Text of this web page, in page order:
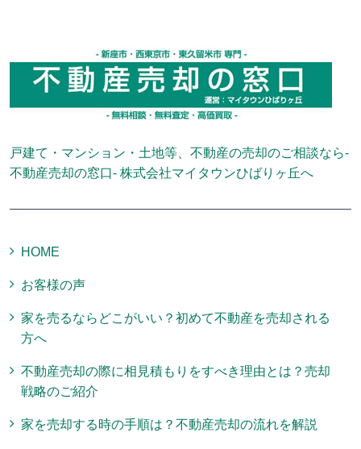
戸建て・マンション・土地等、不動産の売却のご相談なら-
不動産売却の窓口- 株式会社マイタウンひばりヶ丘へ
HOME
お客様の声
家を売るならどこがいい？初めて不動産を売却される
方へ
不動産売却の際に相見積もりをすべき理由とは？売却
戦略のご紹介
家を売却する時の手順は？不動産売却の流れを解説